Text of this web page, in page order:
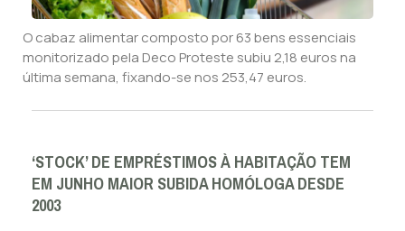
O cabaz alimentar composto por 63 bens essenciais
monitorizado pela Deco Proteste subiu 2,18 euros na
última semana, fixando-se nos 253,47 euros.
‘STOCK’ DE EMPRÉSTIMOS À HABITAÇÃO TEM
EM JUNHO MAIOR SUBIDA HOMÓLOGA DESDE
2003